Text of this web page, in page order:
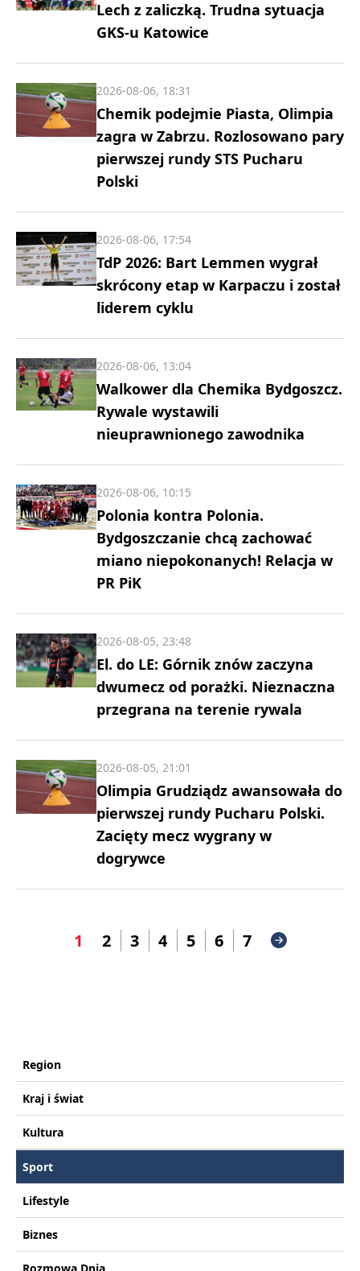
Lech z zaliczką. Trudna sytuacja
GKS-u Katowice
Chemik podejmie Piasta, Olimpia
zagra w Zabrzu. Rozlosowano pary
pierwszej rundy STS Pucharu
Polski
2026-08-06, 18:31
TdP 2026: Bart Lemmen wygrał
skrócony etap w Karpaczu i został
liderem cyklu
2026-08-06, 17:54
Walkower dla Chemika Bydgoszcz.
Rywale wystawili
nieuprawnionego zawodnika
2026-08-06, 13:04
Polonia kontra Polonia.
Bydgoszczanie chcą zachować
miano niepokonanych! Relacja w
PR PiK
2026-08-06, 10:15
El. do LE: Górnik znów zaczyna
dwumecz od porażki. Nieznaczna
przegrana na terenie rywala
2026-08-05, 23:48
Olimpia Grudziądz awansowała do
pierwszej rundy Pucharu Polski.
Zacięty mecz wygrany w
dogrywce
2026-08-05, 21:01
1 2 3 4 5 6 7
Region
Kraj i świat
Kultura
Sport
Lifestyle
Biznes